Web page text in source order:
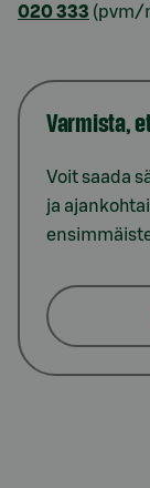
020 333 (pvm/
Varmista,
Voit saada
ja